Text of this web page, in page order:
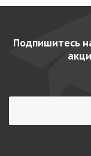
Подпишитесь